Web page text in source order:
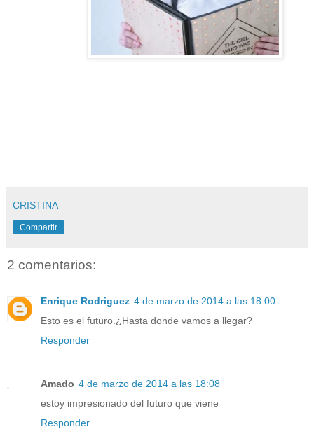
CRISTINA
Compartir
2 comentarios:
Enrique Rodriguez 4 de marzo de 2014 a las 18:00
Esto es el futuro.¿Hasta donde vamos a llegar?
Responder
Amado 4 de marzo de 2014 a las 18:08
estoy impresionado del futuro que viene
Responder